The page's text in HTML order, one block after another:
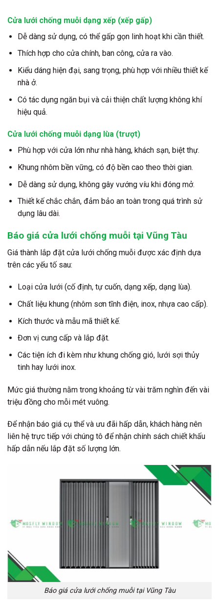
Cửa lưới chống muỗi dạng xếp (xếp gấp)
Dễ dàng sử dụng, có thể gấp gọn linh hoạt khi cần thiết.
Thích hợp cho cửa chính, ban công, cửa ra vào.
Kiểu dáng hiện đại, sang trọng, phù hợp với nhiều thiết kế
nhà ở.
Có tác dụng ngăn bụi và cải thiện chất lượng không khí
hiệu quả.
Cửa lưới chống muỗi dạng lùa (trượt)
Phù hợp với cửa lớn như nhà hàng, khách sạn, biệt thự.
Khung nhôm bền vững, có độ bền cao theo thời gian.
Dễ dàng sử dụng, không gây vướng víu khi đóng mở.
Thiết kế chắc chắn, đảm bảo an toàn trong quá trình sử
dụng lâu dài.
Báo giá cửa lưới chống muỗi tại Vũng Tàu
Giá thành lắp đặt cửa lưới chống muỗi được xác định dựa
trên các yếu tố sau:
Loại cửa lưới (cố định, tự cuốn, dạng xếp, dạng lùa).
Chất liệu khung (nhôm sơn tĩnh điện, inox, nhựa cao cấp).
Kích thước và mẫu mã thiết kế.
Đơn vị cung cấp và lắp đặt.
Các tiện ích đi kèm như khung chống gió, lưới sợi thủy
tinh hay lưới inox.
Mức giá thường nằm trong khoảng từ vài trăm nghìn đến vài
triệu đồng cho mỗi mét vuông.
Để nhận báo giá cụ thể và ưu đãi hấp dẫn, khách hàng nên
liên hệ trực tiếp với chúng tô để nhận chính sách chiết khấu
hấp dẫn nếu lắp đặt số lượng lớn.
Báo giá cửa lưới chống muỗi tại Vũng Tàu